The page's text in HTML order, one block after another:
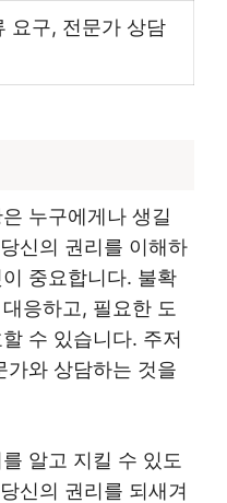
요구, 전문가 상담
누구에게나 생길
신의 권리를 이해하
중요합니다. 불확
응하고, 필요한 도
수 있습니다. 주저
가와 상담하는 것을
알고 지킬 수 있도
신의 권리를 되새겨